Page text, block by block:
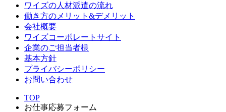
ワイズの人材派遣の流れ
働き方のメリット&デメリット
会社概要
ワイズコーポレートサイト
企業のご担当者様
基本方針
プライバシーポリシー
お問い合わせ
TOP
お仕事応募フォーム